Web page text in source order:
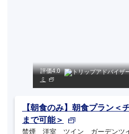
評価4.0
ミ
【朝食のみ】朝食プラン＜
まで可能＞
禁煙 洋室 ツイン ガーデンツイ